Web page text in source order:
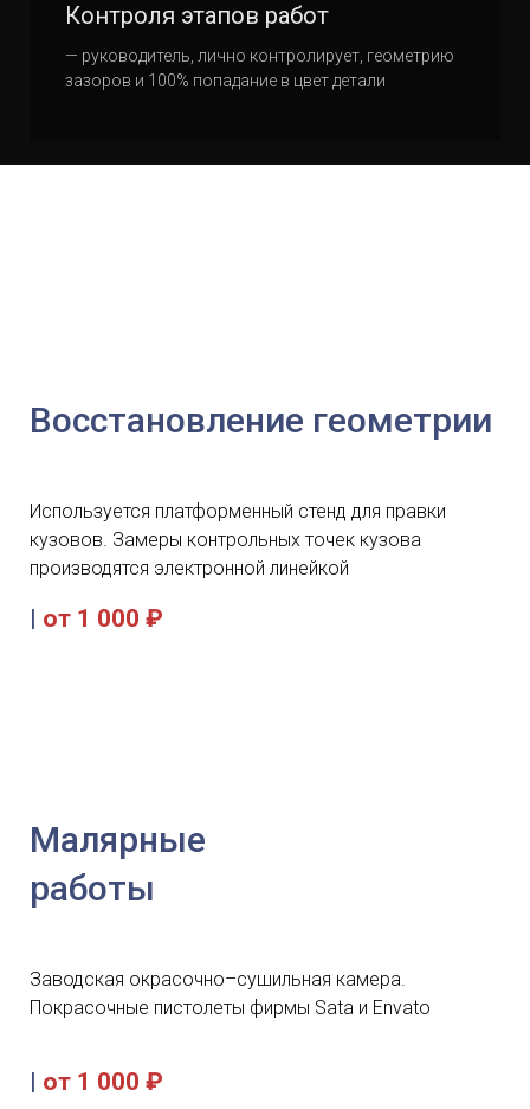
Контроля этапов работ
— руководитель, лично контролирует, геометрию
зазоров и 100% попадание в цвет детали
Восстановление геометрии
Используется платформенный стенд для правки
кузовов. Замеры контрольных точек кузова
производятся электронной линейкой
| от 1 000 ₽
Малярные
работы
Заводская окрасочно–сушильная камера.
Покрасочные пистолеты фирмы Sata и Envato
| от 1 000 ₽